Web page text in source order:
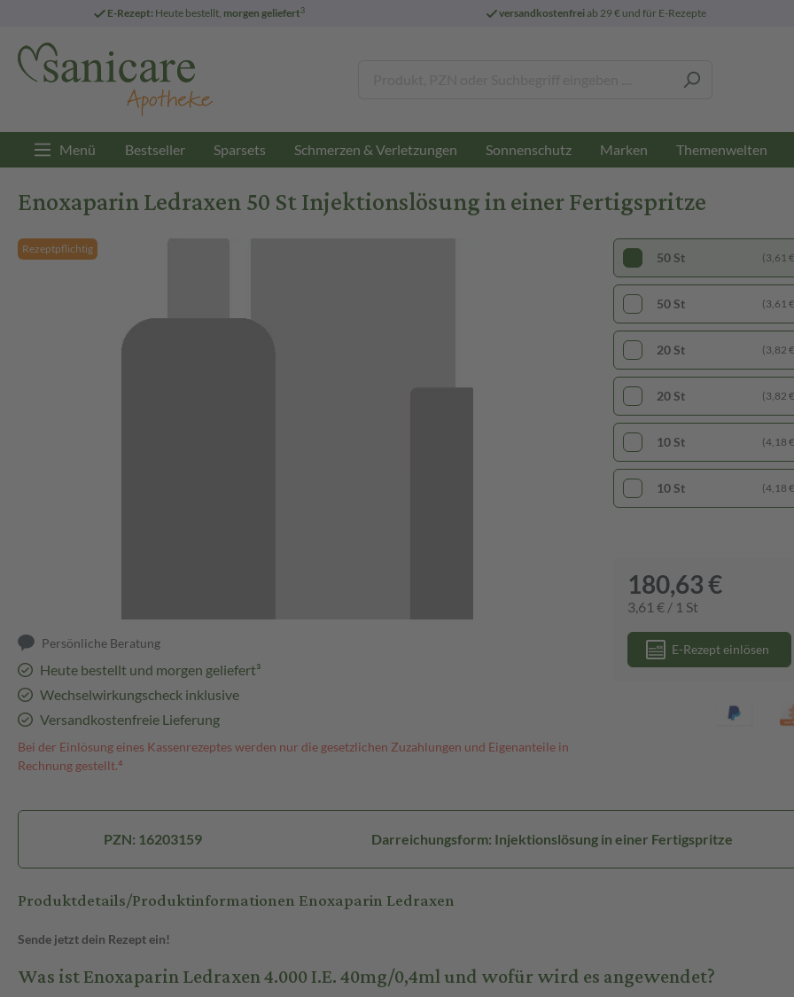
E-Rezept: Heute bestellt, morgen geliefert3 versandkostenfreiab 29 € und für E-Rezepte
Menü Bestseller Sparsets Schmerzen & Verletzungen Sonnenschutz Marken Themenwelten
Enoxaparin Ledraxen 50 St Injektionslösung in einer Fertigspritze
Rezeptpflichtig
Persönliche Beratung
Heute bestellt und morgen geliefert³
Wechselwirkungscheck inklusive
Versandkostenfreie Lieferung
Bei der Einlösung eines Kassenrezeptes werden nur die gesetzlichen Zuzahlungen und Eigenanteile in
Rechnung gestellt.⁴
50 St (3,61
50 St (3,61
20 St (3,82
20 St (3,82
10 St (4,18
10 St (4,18
180,63 €
3,61 € / 1 St
E-Rezept einlösen
PZN: 16203159 Darreichungsform: Injektionslösung in einer Fertigspritze
Produktdetails/Produktinformationen Enoxaparin Ledraxen
Sende jetzt dein Rezept ein!
Was ist Enoxaparin Ledraxen 4.000 I.E. 40mg/0,4ml und wofür wird es angewendet?